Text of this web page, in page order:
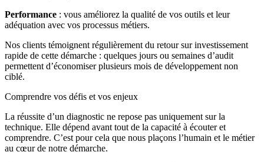
Performance : vous améliorez la qualité de vos outils et leur
adéquation avec vos processus métiers.
Nos clients témoignent régulièrement du retour sur investissement
rapide de cette démarche : quelques jours ou semaines d’audit
permettent d’économiser plusieurs mois de développement non
ciblé.
Comprendre vos défis et vos enjeux
La réussite d’un diagnostic ne repose pas uniquement sur la
technique. Elle dépend avant tout de la capacité à écouter et
comprendre. C’est pour cela que nous plaçons l’humain et le métier
au cœur de notre démarche.